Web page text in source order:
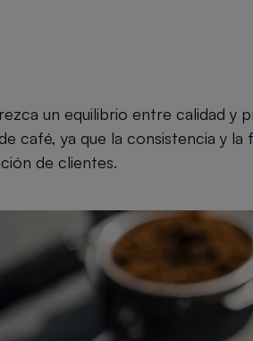
un equilibrio entre calidad y
café, ya que la consistencia y la
de clientes.